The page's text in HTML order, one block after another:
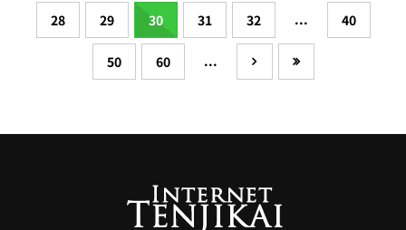
28 29 30 31 32 ... 40
50 60 ...